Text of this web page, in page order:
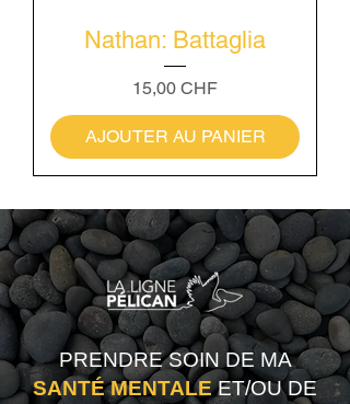
Nathan: Battaglia
Prix
15,00 CHF
AJOUTER AU PANIER
PRENDRE SOIN DE MA
SANTÉ MENTALEET/OU DE